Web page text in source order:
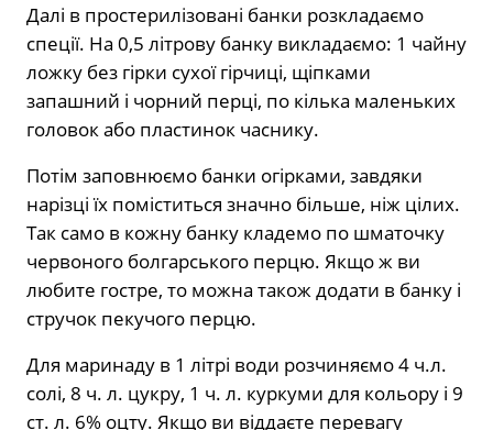
Далі в простерилізовані банки розкладаємо
спеції. На 0,5 літрову банку викладаємо: 1 чайну
ложку без гірки сухої гірчиці, щіпками
запашний і чорний перці, по кілька маленьких
головок або пластинок часнику.
Потім заповнюємо банки огірками, завдяки
нарізці їх поміститься значно більше, ніж цілих.
Так само в кожну банку кладемо по шматочку
червоного болгарського перцю. Якщо ж ви
любите гостре, то можна також додати в банку і
стручок пекучого перцю.
Для маринаду в 1 літрі води розчиняємо 4 ч.л.
солі, 8 ч. л. цукру, 1 ч. л. куркуми для кольору і 9
ст. л. 6% оцту. Якщо ви віддаєте перевагу